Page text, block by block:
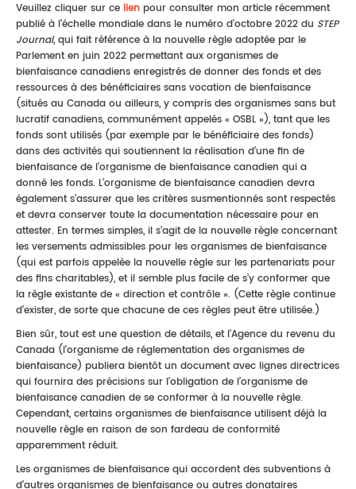
Veuillez cliquer sur ce lien pour consulter mon article récemment
publié à l’échelle mondiale dans le numéro d’octobre 2022 du STEP
Journal, qui fait référence à la nouvelle règle adoptée par le
Parlement en juin 2022 permettant aux organismes de
bienfaisance canadiens enregistrés de donner des fonds et des
ressources à des bénéficiaires sans vocation de bienfaisance
(situés au Canada ou ailleurs, y compris des organismes sans but
lucratif canadiens, communément appelés « OSBL »), tant que les
fonds sont utilisés (par exemple par le bénéficiaire des fonds)
dans des activités qui soutiennent la réalisation d’une fin de
bienfaisance de l’organisme de bienfaisance canadien qui a
donné les fonds. L’organisme de bienfaisance canadien devra
également s’assurer que les critères susmentionnés sont respectés
et devra conserver toute la documentation nécessaire pour en
attester. En termes simples, il s’agit de la nouvelle règle concernant
les versements admissibles pour les organismes de bienfaisance
(qui est parfois appelée la nouvelle règle sur les partenariats pour
des fins charitables), et il semble plus facile de s’y conformer que
la règle existante de « direction et contrôle ». (Cette règle continue
d’exister, de sorte que chacune de ces règles peut être utilisée.)
Bien sûr, tout est une question de détails, et l’Agence du revenu du
Canada (l’organisme de réglementation des organismes de
bienfaisance) publiera bientôt un document avec lignes directrices
qui fournira des précisions sur l’obligation de l’organisme de
bienfaisance canadien de se conformer à la nouvelle règle.
Cependant, certains organismes de bienfaisance utilisent déjà la
nouvelle règle en raison de son fardeau de conformité
apparemment réduit.
Les organismes de bienfaisance qui accordent des subventions à
d’autres organismes de bienfaisance ou autres donataires